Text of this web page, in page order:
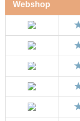
Webshop